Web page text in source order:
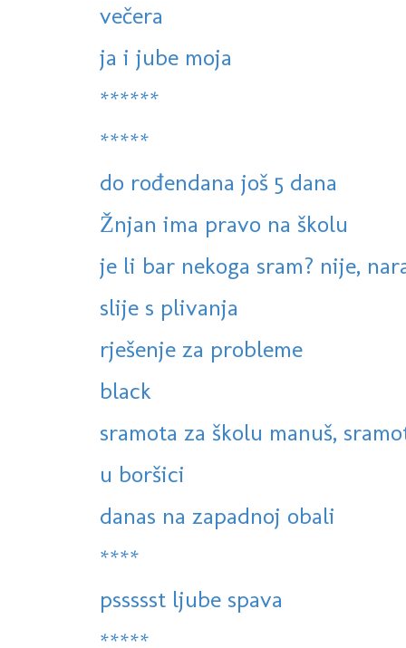
večera
ja i jube moja
******
*****
do rođendana još 5 dana
Žnjan ima pravo na školu
je li bar nekoga sram? nije,
slije s plivanja
rješenje za probleme
black
sramota za školu manuš,
u boršici
danas na zapadnoj obali
****
pssssst ljube spava
*****